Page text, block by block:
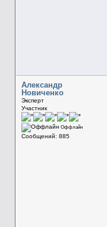
Александр
Новиченко
Эксперт
Участник
Оффлайн
Сообщений: 885